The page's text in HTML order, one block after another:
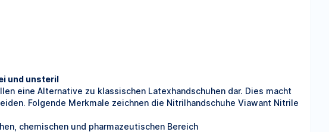
und unsteril
eine Alternative zu klassischen Latexhandschuhen dar. Dies macht
Folgende Merkmale zeichnen die Nitrilhandschuhe Viawant Nitrile
chemischen und pharmazeutischen Bereich